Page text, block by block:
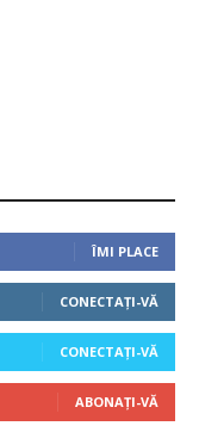
ÎMI PLACE
CONECTAȚI-VĂ
CONECTAȚI-VĂ
ABONAȚI-VĂ